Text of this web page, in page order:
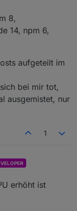
rebuild
also for
to redis if
that are
cases on
Problem sollte
spezifischen
auch besser
upgraden
8,
14, npm 6,
aufgeteilt im
bei mir tot,
ausgemistet, nur
1
erhöht ist